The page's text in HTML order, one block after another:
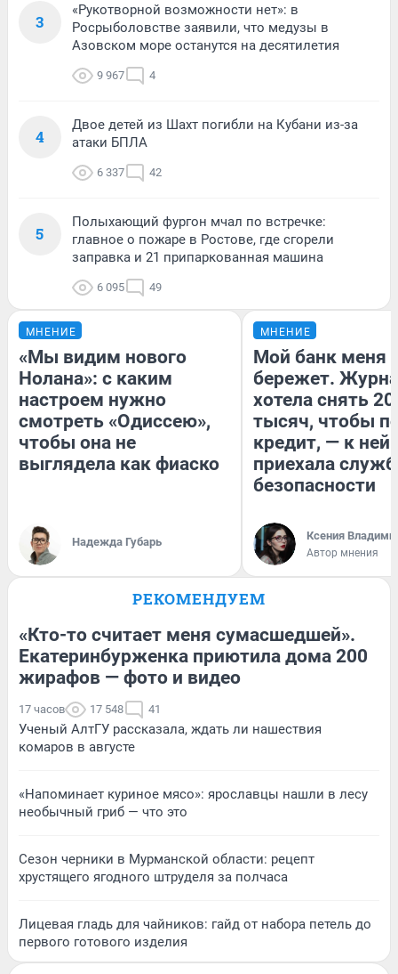
3
«Рукотворной возможности нет»: в
Росрыболовстве заявили, что медузы в
Азовском море останутся на десятилетия
9 967 4
4
Двое детей из Шахт погибли на Кубани из-за
атаки БПЛА
6 337 42
5
Полыхающий фургон мчал по встречке:
главное о пожаре в Ростове, где сгорели
заправка и 21 припаркованная машина
6 095 49
МНЕНИЕ
«Мы видим нового
Нолана»: с каким
настроем нужно
смотреть «Одиссею»,
чтобы она не
выглядела как фиаско
Надежда Губарь
МНЕНИЕ
Мой банк меня
бережет.
хотела снять
тысяч, чтобы
кредит, — к
приехала
безопасности
Ксения
Автор мнения
РЕКОМЕНДУЕМ
«Кто-то считает меня сумасшедшей».
Екатеринбурженка приютила дома 200
жирафов — фото и видео
17 часов 17 548 41
Ученый АлтГУ рассказала, ждать ли нашествия
комаров в августе
«Напоминает куриное мясо»: ярославцы нашли в лесу
необычный гриб — что это
Сезон черники в Мурманской области: рецепт
хрустящего ягодного штруделя за полчаса
Лицевая гладь для чайников: гайд от набора петель до
первого готового изделия